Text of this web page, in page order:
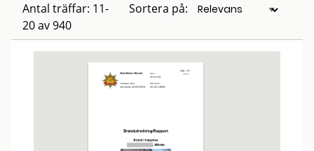
Antal träffar: 11-
20 av 940
Sortera på: